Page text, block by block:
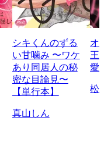
シキくんのずる
い甘噛み 〜ワケ
あり同居人の秘
密な目論見〜
【単行本】
真山しん
オ
王
愛
松